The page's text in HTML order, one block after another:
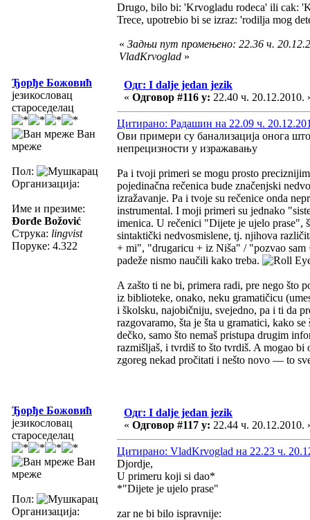
Drugo, bilo bi: 'Krvogladu rodeca' ili cak:
Trece, upotrebio bi se izraz: 'rodilja mog
« Задњи пут промењено: 22.36 ч.
VladKrvoglad »
Ђорђе Божовић
језикословац
староседелац
Ван
мреже
Пол:
Организација:
Име и презиме:
Đorđe Božović
Струка: lingvist
Поруке: 4.322
Одг: I dalje jedan jezik
« Одговор #116 у: 22.40 ч. 20.12.2010.
Цитирано: Радашин на 22.09 ч.
Ови примери су банализација онога
непрецизности у изражавању
Pa i tvoji primeri se mogu prosto
pojedinačna rečenica bude značenjski
izražavanje. Pa i tvoje su rečenice onda
instrumental. I moji primeri su jednako
imenica. U rečenici "Dijete je ujelo prase",
sintaktički nedvosmislene, tj. njihova
+ mi", "drugaricu + iz Niša" / "pozvao sam
padeže nismo naučili kako treba.
A zašto ti ne bi, primera radi, pre nego što
iz biblioteke, onako, neku gramatičicu
i školsku, najobičniju, svejedno, pa i ti da
razgovaramo, šta je šta u gramatici, kako
dečko, samo što nemaš pristupa drugim
razmišljaš, i tvrdiš to što tvrdiš. A mogao
zgoreg nekad pročitati i nešto novo — to
Ђорђе Божовић
језикословац
староседелац
Ван
мреже
Пол:
Организација:
Одг: I dalje jedan jezik
« Одговор #117 у: 22.44 ч. 20.12.2010.
Цитирано: VladKrvoglad на 22.23 ч.
Djordje,
U primeru koji si dao*
*"Dijete je ujelo prase"
zar ne bi bilo ispravnije: